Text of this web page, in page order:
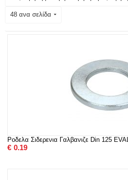
48 ανα σελίδα
Ροδελα Σιδερενια Γαλβανιζε Din 125
€ 0.19